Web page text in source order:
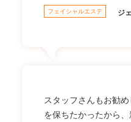
フェイシャルエステ ジ
スタッフさんもお勧
を保ちたかったから